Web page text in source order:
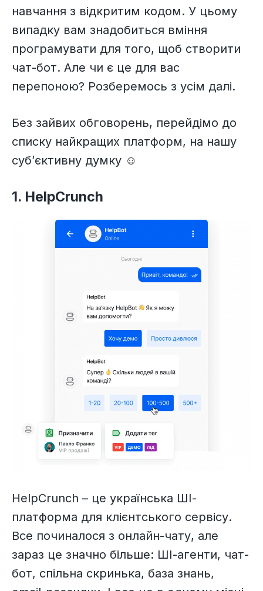
навчання з відкритим кодом. У цьому
випадку вам знадобиться вміння
програмувати для того, щоб створити
чат-бот. Але чи є це для вас
перепоною? Розберемось з усім далі.
Без зайвих обговорень, перейдімо до
списку найкращих платформ, на нашу
суб’єктивну думку ☺️
1. HelpCrunch
HelpCrunch – це українська ШІ-
платформа для клієнтського сервісу.
Все починалося з онлайн-чату, але
зараз це значно більше: ШІ-агенти, чат-
бот, спільна скринька, база знань,